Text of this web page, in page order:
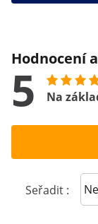
Hodnocení
5 Na
Seřadit :